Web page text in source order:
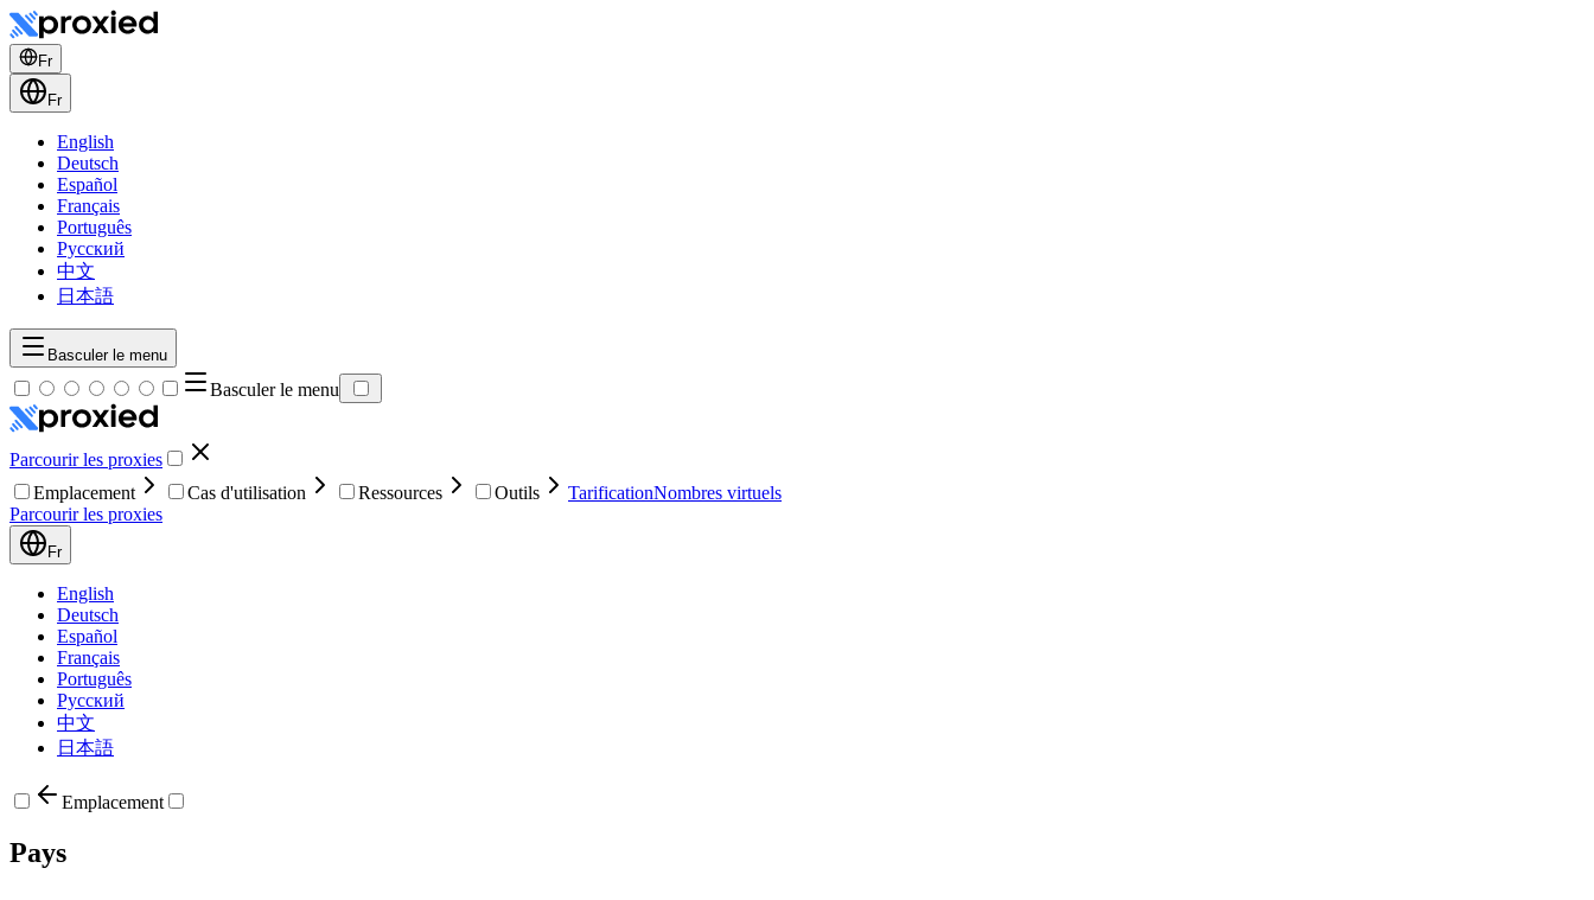
Fr
Fr
English
Deutsch
Español
Français
Português
Русский
中文
日本語
Basculer le menu
Basculer le menu
Parcourir les proxies
Emplacement
Cas d'utilisation Ressources Outils TarificationNombres virtuels
Parcourir les proxies
Fr
English
Deutsch
Español
Français
Português
Русский
中文
日本語
Emplacement
Pays